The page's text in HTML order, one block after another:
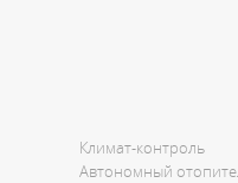
Климат-контроль
Автономный